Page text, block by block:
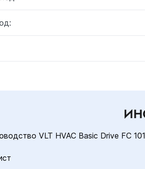
VLT HVAC Basic Drive FC 101